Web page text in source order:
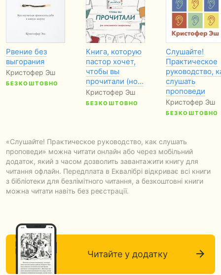
Рвение без
выгорания
Кристофер Эш
БЕЗКОШТОВНО
Книга, которую
пастор хочет,
чтобы вы
прочитали (но…
Кристофер Эш
БЕЗКОШТОВНО
Слушайте!
Практическое
руководство,
слушать
проповеди
Кристофер Эш
БЕЗКОШТОВНО
«Слушайте! Практическое руководство, как слушать
проповеди» можна читати онлайн або через мобільний
додаток, який з часом дозволить завантажити книгу для
читання офлайн. Передплата в Еквалібрі відкриває всі книги
з бібліотеки для безлімітного читання, а безкоштовні книги
можна читати навіть без реєстрації.
Читайте у додатку